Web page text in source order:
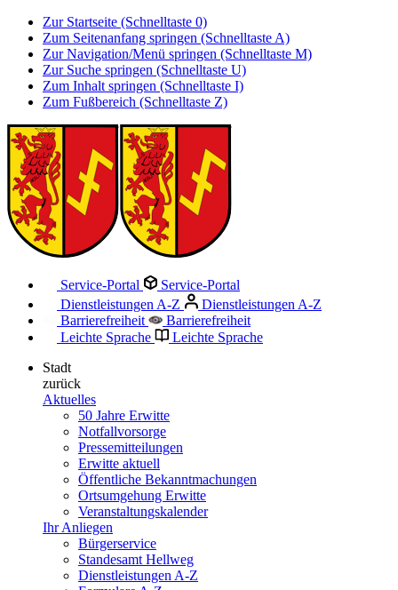
Zur Startseite (Schnelltaste 0)
Zum Seitenanfang springen (Schnelltaste A)
Zur Navigation/Menü springen (Schnelltaste M)
Zur Suche springen (Schnelltaste U)
Zum Inhalt springen (Schnelltaste I)
Zum Fußbereich (Schnelltaste Z)
Service-Portal
Service-Portal
Dienstleistungen A-Z
Dienstleistungen A-Z
Barrierefreiheit
Barrierefreiheit
Leichte Sprache
Leichte Sprache
Stadt
zurück
Aktuelles
50 Jahre Erwitte
Notfallvorsorge
Pressemitteilungen
Erwitte aktuell
Öffentliche Bekanntmachungen
Ortsumgehung Erwitte
Veranstaltungskalender
Ihr Anliegen
Bürgerservice
Standesamt Hellweg
Dienstleistungen A-Z